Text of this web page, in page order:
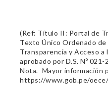
(Ref: Título II: Portal de
Texto Único Ordenado de
Transparencia y Acceso a
aprobado por D.S. Nº 021-
Nota.- Mayor información
https://www.gob.pe/oece/